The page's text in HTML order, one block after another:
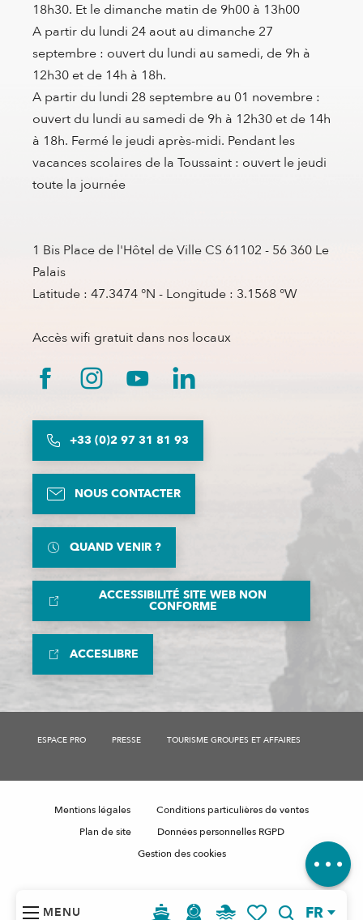
MENU FR
Description
Disponibilités
Contacter
Avis
18h30. Et le dimanche matin de 9h00 à 13h00
A partir du lundi 24 aout au dimanche 27
septembre : ouvert du lundi au samedi, de 9h à
12h30 et de 14h à 18h.
A partir du lundi 28 septembre au 01 novembre :
ouvert du lundi au samedi de 9h à 12h30 et de 14h
à 18h. Fermé le jeudi après-midi. Pendant les
vacances scolaires de la Toussaint : ouvert le jeudi
toute la journée
1 Bis Place de l'Hôtel de Ville CS 61102 - 56 360 Le
Palais
Latitude : 47.3474 °N - Longitude : 3.1568 °W
Accès wifi gratuit dans nos locaux
+33 (0)2 97 31 81 93
NOUS CONTACTER
QUAND VENIR ?
ACCESSIBILITÉ SITE WEB NON
CONFORME
ACCESLIBRE
ESPACE PRO PRESSE TOURISME GROUPES ET AFFAIRES
Mentions légales
Conditions particulières de ventes
Plan de site
Données personnelles RGPD
Gestion des cookies